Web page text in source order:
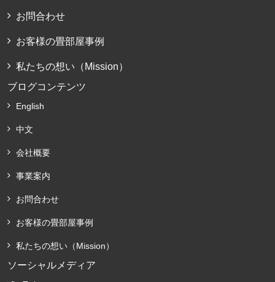
お問合わせ
お客様の畳部屋事例
私たちの想い（Mission）
ブログコンテンツ
English
中文
会社概要
事業案内
お問合わせ
お客様の畳部屋事例
私たちの想い（Mission）
ソーシャルメディア